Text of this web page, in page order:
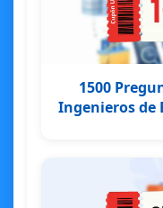
1500
Ingenieros de